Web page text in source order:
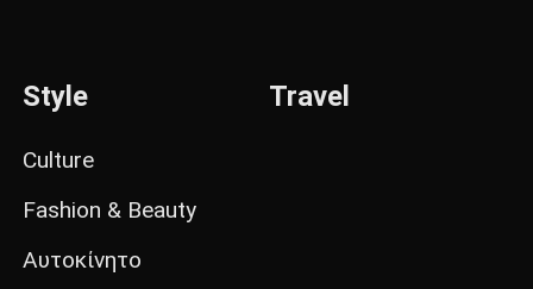
Style
Culture
Fashion & Beauty
Αυτοκίνητο
Travel